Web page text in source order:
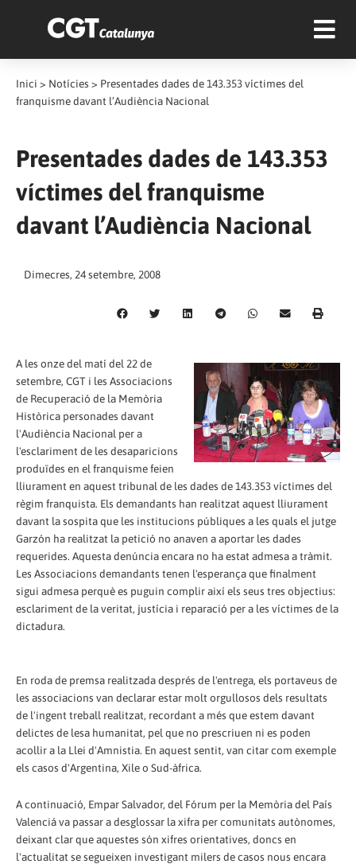
Inici > Notícies > Presentades dades de 143.353 víctimes del
franquisme davant l’Audiència Nacional
Presentades dades de 143.353
víctimes del franquisme
davant l’Audiència Nacional
Dimecres, 24 setembre, 2008
A les onze del matí del 22 de
setembre, CGT i les Associacions
de Recuperació de la Memòria
Històrica personades davant
l'Audiència Nacional per a
l'esclariment de les desaparicions
produïdes en el franquisme feien
lliurament en aquest tribunal de les dades de 143.353 víctimes del
règim franquista. Els demandants han realitzat aquest lliurament
davant la sospita que les institucions públiques a les quals el jutge
Garzón ha realitzat la petició no anaven a aportar les dades
requerides. Aquesta denúncia encara no ha estat admesa a tràmit.
Les Associacions demandants tenen l'esperança que finalment
sigui admesa perquè es puguin complir així els seus tres objectius:
esclariment de la veritat, justícia i reparació per a les víctimes de la
dictadura.
En roda de premsa realitzada després de l'entrega, els portaveus de
les associacions van declarar estar molt orgullosos dels resultats
de l'ingent treball realitzat, recordant a més que estem davant
delictes de lesa humanitat, pel que no prescriuen ni es poden
acollir a la Llei d'Amnistia. En aquest sentit, van citar com exemple
els casos d'Argentina, Xile o Sud-àfrica.
A continuació, Empar Salvador, del Fórum per la Memòria del País
Valenciá va passar a desglossar la xifra per comunitats autònomes,
deixant clar que aquestes són xifres orientatives, doncs en
l'actualitat se segueixen investigant milers de casos nous encara